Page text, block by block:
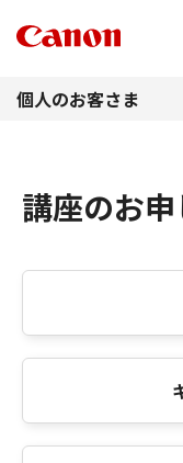
個人のお客さま
講座のお